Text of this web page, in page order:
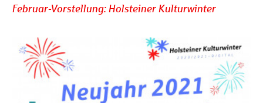
Februar-Vorstellung: Holsteiner Kulturwinter